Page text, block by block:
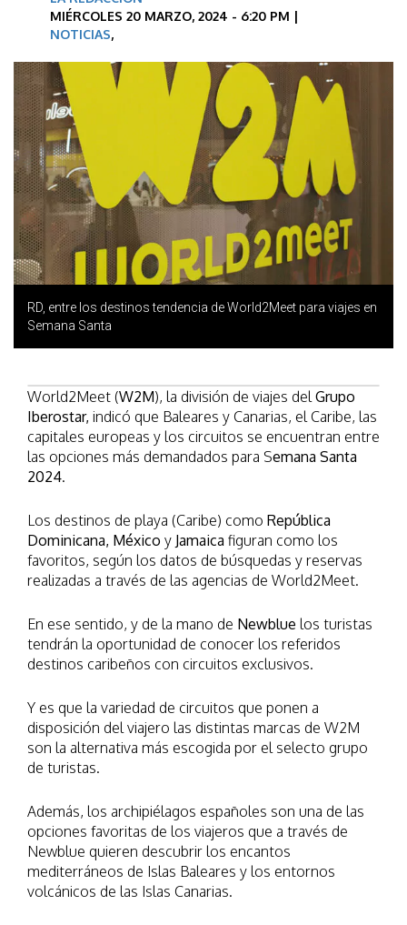
MIÉRCOLES 20 MARZO, 2024 - 6:20 PM |
NOTICIAS,
RD, entre los destinos tendencia de World2Meet para viajes en
Semana Santa
World2Meet (W2M), la división de viajes delGrupo
Iberostar, indicó que Baleares y Canarias, el Caribe, las
capitales europeas y los circuitos se encuentran entre
las opciones más demandados para Semana Santa
2024.
Los destinos de playa (Caribe) como República
Dominicana, México y Jamaica figuran como los
favoritos, según los datos de búsquedas y reservas
realizadas a través de las agencias de World2Meet.
En ese sentido, y de la mano de Newblue los turistas
tendrán la oportunidad de conocer los referidos
destinos caribeños con circuitos exclusivos.
Y es que la variedad de circuitos que ponen a
disposición del viajero las distintas marcas de W2M
son la alternativa más escogida por el selecto grupo
de turistas.
Además, los archipiélagos españoles son una de las
opciones favoritas de los viajeros que a través de
Newblue quieren descubrir los encantos
mediterráneos de Islas Baleares y los entornos
volcánicos de las Islas Canarias.